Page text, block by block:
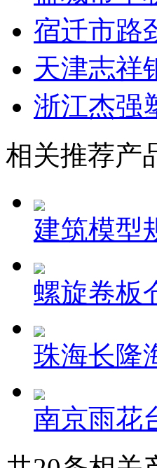
盐城市华
宿迁市路
天津志祥
浙江杰强
相关推荐产
建筑模型
螺旋卷板
珠海长隆
南京雨花